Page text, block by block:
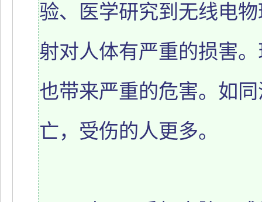
验、医学研究到无线电
射对人体有严重的损害
也带来严重的危害。如
亡，受伤的人更多。